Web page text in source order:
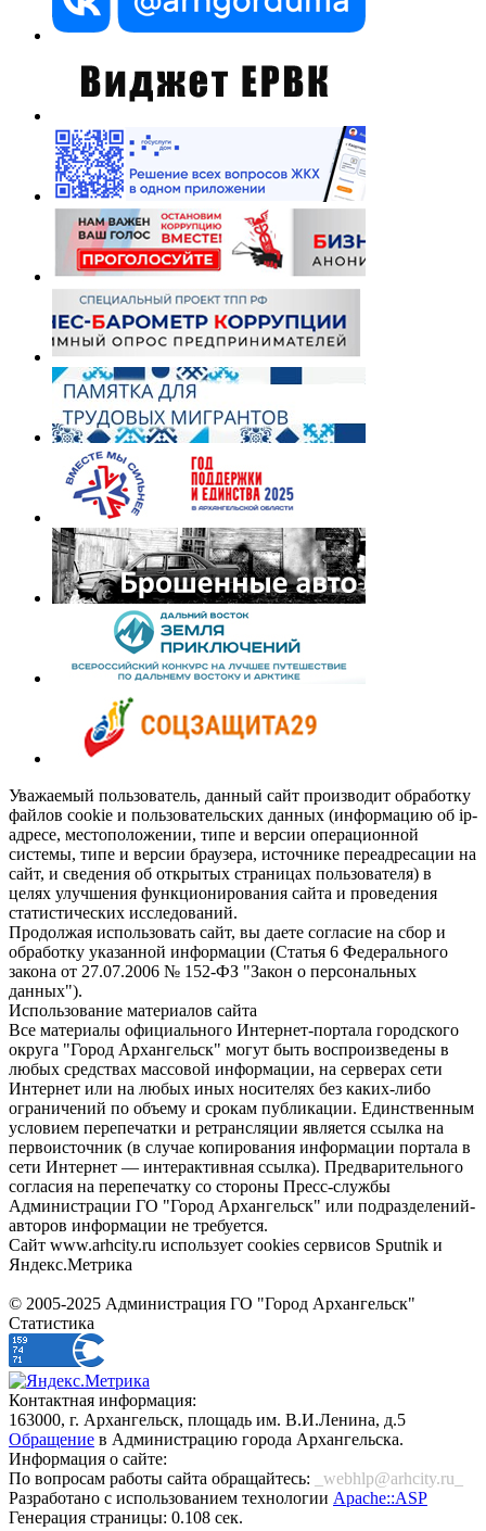
Уважаемый пользователь, данный сайт производит обработку
файлов cookie и пользовательских данных (информацию об ip-
адресе, местоположении, типе и версии операционной
системы, типе и версии браузера, источнике переадресации на
сайт, и сведения об открытых страницах пользователя) в
целях улучшения функционирования сайта и проведения
статистических исследований.
Продолжая использовать сайт, вы даете согласие на сбор и
обработку указанной информации (Статья 6 Федерального
закона от 27.07.2006 № 152-ФЗ "Закон о персональных
данных").
Использование материалов сайта
Все материалы официального Интернет-портала городского
округа "Город Архангельск" могут быть воспроизведены в
любых средствах массовой информации, на серверах сети
Интернет или на любых иных носителях без каких-либо
ограничений по объему и срокам публикации. Единственным
условием перепечатки и ретрансляции является ссылка на
первоисточник (в случае копирования информации портала в
сети Интернет — интерактивная ссылка). Предварительного
согласия на перепечатку со стороны Пресс-службы
Администрации ГО "Город Архангельск" или подразделений-
авторов информации не требуется.
Сайт www.arhcity.ru использует cookies сервисов Sputnik и
Яндекс.Метрика
© 2005-2025 Администрация ГО "Город Архангельск"
Статистика
Контактная информация:
163000, г. Архангельск, площадь им. В.И.Ленина, д.5
Обращение в Администрацию города Архангельска.
Информация о сайте:
По вопросам работы сайта обращайтесь:
_webhlp@arhcity.ru_
Разработано с использованием технологии Apache::ASP
Генерация страницы: 0.108 сек.